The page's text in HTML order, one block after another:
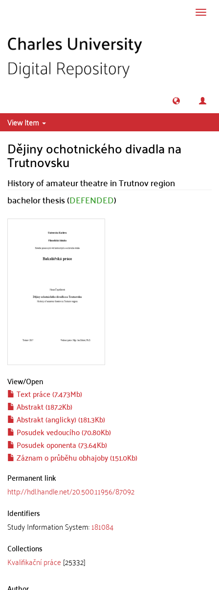
View Item
Dějiny ochotnického divadla na
Trutnovsku
History of amateur theatre in Trutnov region
bachelor thesis (DEFENDED)
View/Open
Text práce (7.473Mb)
Abstrakt (187.2Kb)
Abstrakt (anglicky) (181.3Kb)
Posudek vedoucího (70.80Kb)
Posudek oponenta (73.64Kb)
Záznam o průběhu obhajoby (151.0Kb)
Permanent link
http://hdl.handle.net/20.500.11956/87092
Identifiers
Study Information System:181084
Collections
Kvalifikační práce [25332]